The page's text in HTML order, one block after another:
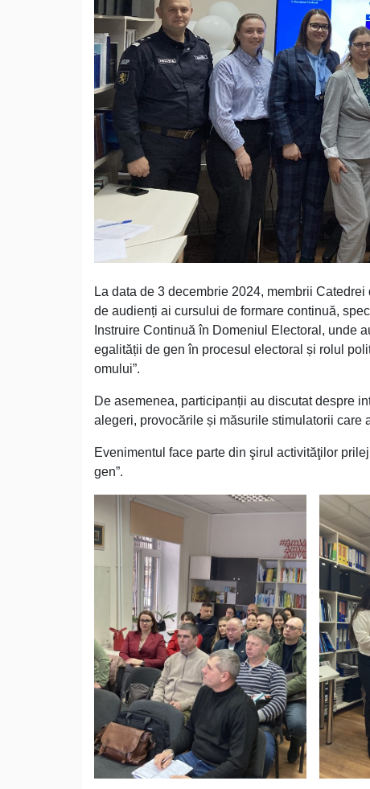
La data de 3 decembrie 2024, membrii
de audienți ai cursului de formare continuă,
Instruire Continuă în Domeniul Electoral, unde
egalității de gen în procesul electoral și rolul
omului”.
De asemenea, participanții au discutat despre
alegeri, provocările și măsurile stimulatorii care
Evenimentul face parte din şirul activităţilor
gen”.